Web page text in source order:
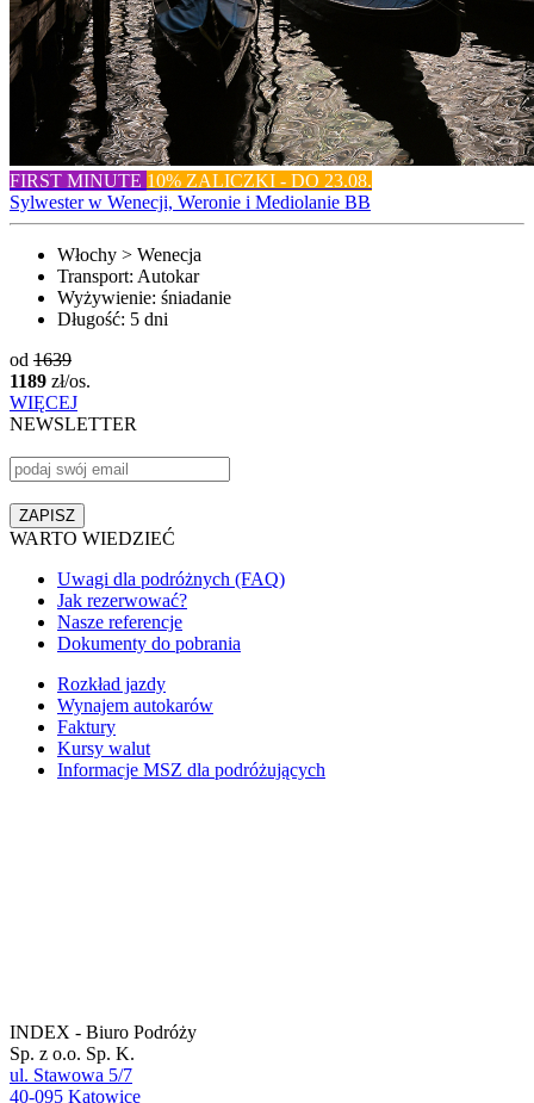
FIRST MINUTE 10% ZALICZKI - DO 23.08.
Sylwester w Wenecji, Weronie i Mediolanie BB
Włochy > Wenecja
Transport: Autokar
Wyżywienie: śniadanie
Długość: 5 dni
od 1639
1189 zł/os.
WIĘCEJ
NEWSLETTER
WARTO WIEDZIEĆ
Uwagi dla podróżnych (FAQ)
Jak rezerwować?
Nasze referencje
Dokumenty do pobrania
Rozkład jazdy
Wynajem autokarów
Faktury
Kursy walut
Informacje MSZ dla podróżujących
INDEX - Biuro Podróży
Sp. z o.o. Sp. K.
ul. Stawowa 5/7
40-095 Katowice